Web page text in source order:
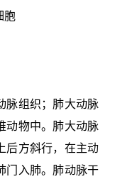
胞
脉组织；肺大动脉
动物中。肺大动脉
后方斜行，在主动
门入肺。肺动脉干